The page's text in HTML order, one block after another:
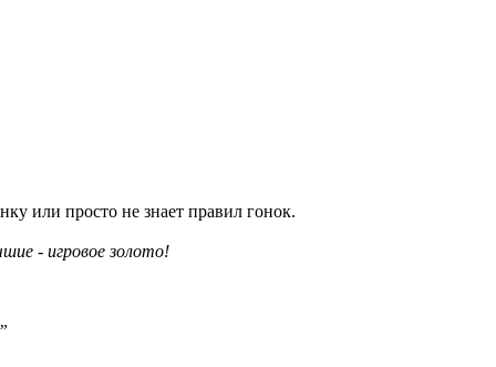
или просто не знает правил гонок.
- игровое золото!